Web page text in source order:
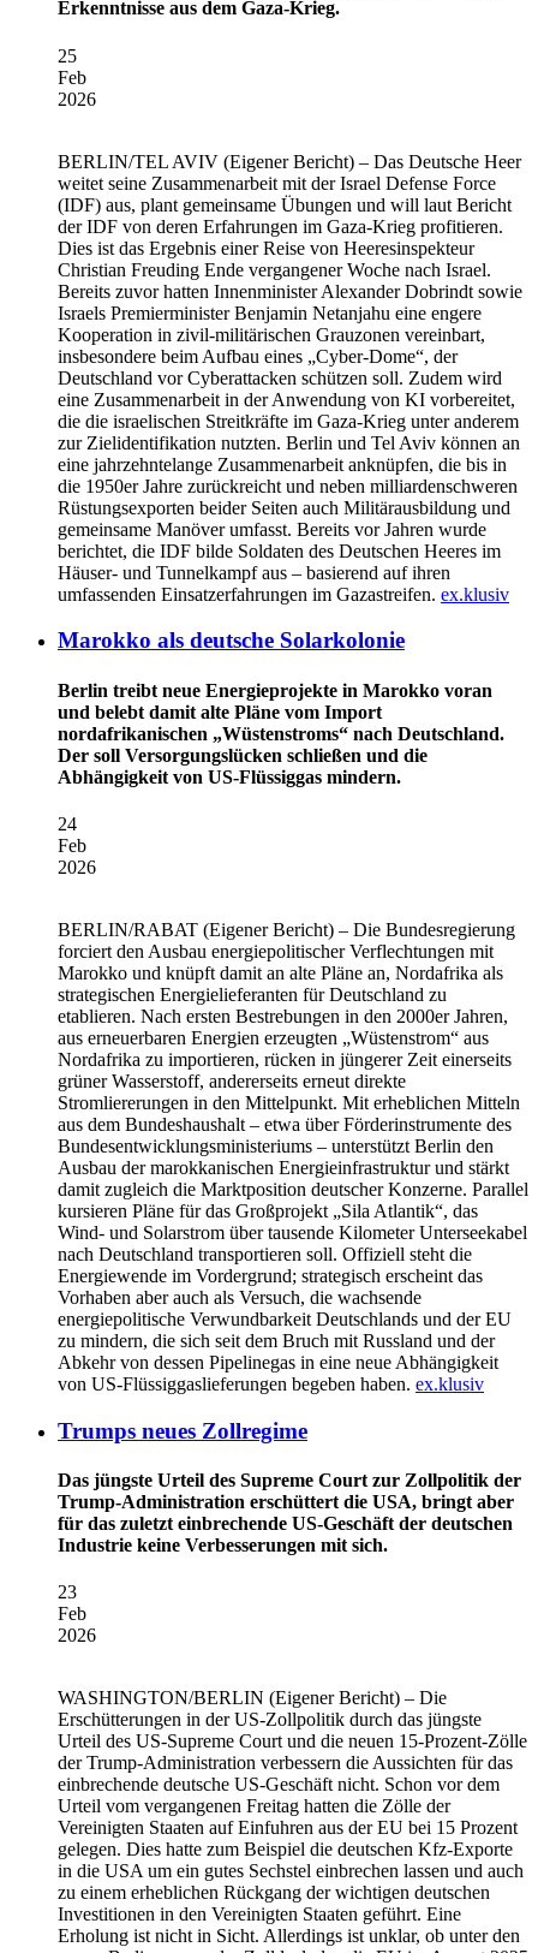
Erkenntnisse aus dem Gaza-Krieg.
25
Feb
2026
BERLIN/TEL AVIV (Eigener Bericht) – Das Deutsche Heer
weitet seine Zusammenarbeit mit der Israel Defense Force
(IDF) aus, plant gemeinsame Übungen und will laut Bericht
der IDF von deren Erfahrungen im Gaza-Krieg profitieren.
Dies ist das Ergebnis einer Reise von Heeresinspekteur
Christian Freuding Ende vergangener Woche nach Israel.
Bereits zuvor hatten Innenminister Alexander Dobrindt sowie
Israels Premierminister Benjamin Netanjahu eine engere
Kooperation in zivil-militärischen Grauzonen vereinbart,
insbesondere beim Aufbau eines „Cyber-Dome“, der
Deutschland vor Cyberattacken schützen soll. Zudem wird
eine Zusammenarbeit in der Anwendung von KI vorbereitet,
die die israelischen Streitkräfte im Gaza-Krieg unter anderem
zur Zielidentifikation nutzten. Berlin und Tel Aviv können an
eine jahrzehntelange Zusammenarbeit anknüpfen, die bis in
die 1950er Jahre zurückreicht und neben milliardenschweren
Rüstungsexporten beider Seiten auch Militärausbildung und
gemeinsame Manöver umfasst. Bereits vor Jahren wurde
berichtet, die IDF bilde Soldaten des Deutschen Heeres im
Häuser- und Tunnelkampf aus – basierend auf ihren
umfassenden Einsatzerfahrungen im Gazastreifen. ex.klusiv
Marokko als deutsche Solarkolonie
Berlin treibt neue Energieprojekte in Marokko voran
und belebt damit alte Pläne vom Import
nordafrikanischen „Wüstenstroms“ nach Deutschland.
Der soll Versorgungslücken schließen und die
Abhängigkeit von US-Flüssiggas mindern.
24
Feb
2026
BERLIN/RABAT (Eigener Bericht) – Die Bundesregierung
forciert den Ausbau energiepolitischer Verflechtungen mit
Marokko und knüpft damit an alte Pläne an, Nordafrika als
strategischen Energielieferanten für Deutschland zu
etablieren. Nach ersten Bestrebungen in den 2000er Jahren,
aus erneuerbaren Energien erzeugten „Wüstenstrom“ aus
Nordafrika zu importieren, rücken in jüngerer Zeit einerseits
grüner Wasserstoff, andererseits erneut direkte
Stromliererungen in den Mittelpunkt. Mit erheblichen Mitteln
aus dem Bundeshaushalt – etwa über Förderinstrumente des
Bundesentwicklungsministeriums – unterstützt Berlin den
Ausbau der marokkanischen Energieinfrastruktur und stärkt
damit zugleich die Marktposition deutscher Konzerne. Parallel
kursieren Pläne für das Großprojekt „Sila Atlantik“, das
Wind- und Solarstrom über tausende Kilometer Unterseekabel
nach Deutschland transportieren soll. Offiziell steht die
Energiewende im Vordergrund; strategisch erscheint das
Vorhaben aber auch als Versuch, die wachsende
energiepolitische Verwundbarkeit Deutschlands und der EU
zu mindern, die sich seit dem Bruch mit Russland und der
Abkehr von dessen Pipelinegas in eine neue Abhängigkeit
von US-Flüssiggaslieferungen begeben haben. ex.klusiv
Trumps neues Zollregime
Das jüngste Urteil des Supreme Court zur Zollpolitik der
Trump-Administration erschüttert die USA, bringt aber
für das zuletzt einbrechende US-Geschäft der deutschen
Industrie keine Verbesserungen mit sich.
23
Feb
2026
WASHINGTON/BERLIN (Eigener Bericht) – Die
Erschütterungen in der US-Zollpolitik durch das jüngste
Urteil des US-Supreme Court und die neuen 15-Prozent-Zölle
der Trump-Administration verbessern die Aussichten für das
einbrechende deutsche US-Geschäft nicht. Schon vor dem
Urteil vom vergangenen Freitag hatten die Zölle der
Vereinigten Staaten auf Einfuhren aus der EU bei 15 Prozent
gelegen. Dies hatte zum Beispiel die deutschen Kfz-Exporte
in die USA um ein gutes Sechstel einbrechen lassen und auch
zu einem erheblichen Rückgang der wichtigen deutschen
Investitionen in den Vereinigten Staaten geführt. Eine
Erholung ist nicht in Sicht. Allerdings ist unklar, ob unter den